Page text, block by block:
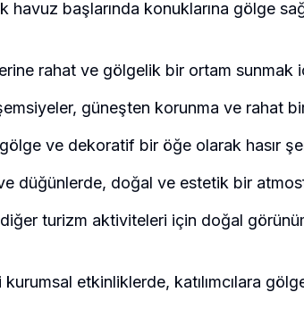
havuz başlarında konuklarına gölge
rahat ve gölgelik bir ortam sunmak
güneşten korunma ve rahat
ve dekoratif bir öğe olarak hasır
düğünlerde, doğal ve estetik bir
turizm aktiviteleri için doğal
etkinliklerde, katılımcılara